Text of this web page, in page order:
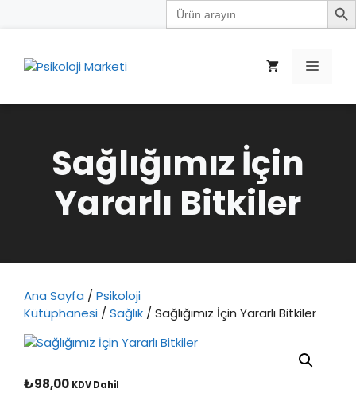
Search
for:
Menü
Sağlığımız İçin
Yararlı Bitkiler
Ana Sayfa / Psikoloji
Kütüphanesi / Sağlık / Sağlığımız İçin Yararlı Bitkiler
₺98,00 KDV Dahil